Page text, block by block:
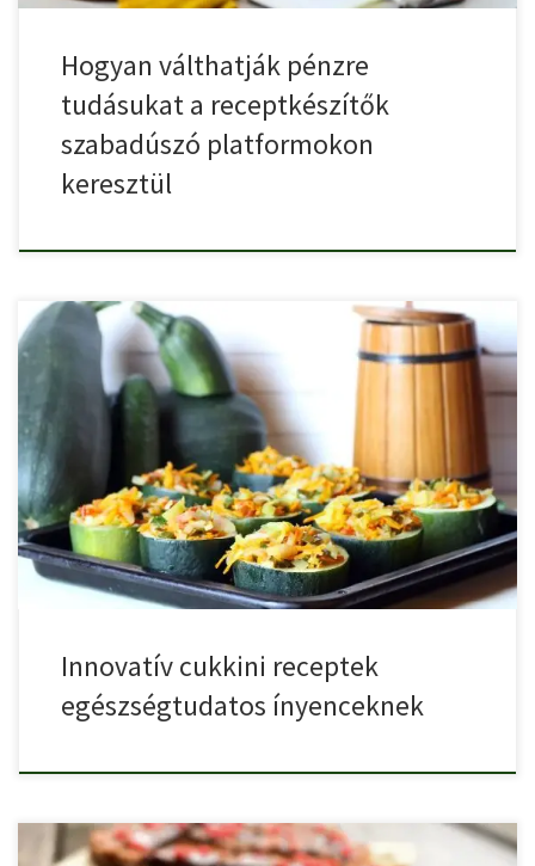
Hogyan válthatják pénzre
tudásukat a receptkészítők
szabadúszó platformokon
keresztül
Az egészségtudatos táplálkozás napjainkban egyre nagyobb
figyelmet kap, hiszen egyre […]
Innovatív cukkini receptek
egészségtudatos ínyenceknek